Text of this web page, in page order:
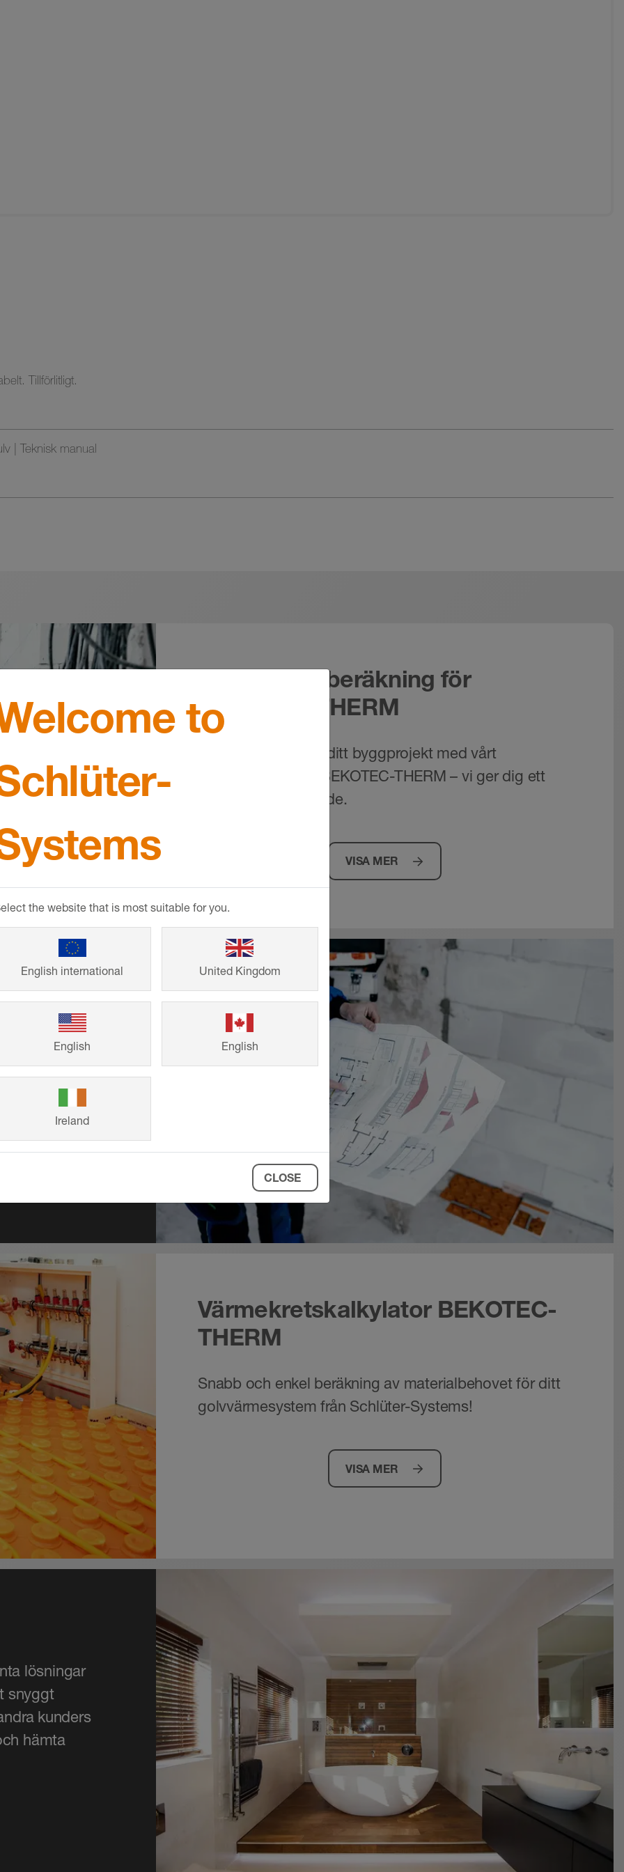
Tillförlitligt.
| Teknisk manual
Komponentberäkning för
BEKOTEC-THERM
Berätta för oss om ditt byggprojekt med vårt
golvvärmesystem BEKOTEC-THERM – vi ger dig ett
passande erbjudande.
VISA MER
din Schlüter-
kostnad eller
Värmekretskalkylator BEKOTEC-
THERM
Snabb och enkel beräkning av materialbehovet för ditt
golvvärmesystem från Schlüter-Systems!
VISA MER
lösningar
snyggt
kunders
hämta
to
the website that is most suitable for you.
English international United Kingdom
English English
Ireland
CLOSE